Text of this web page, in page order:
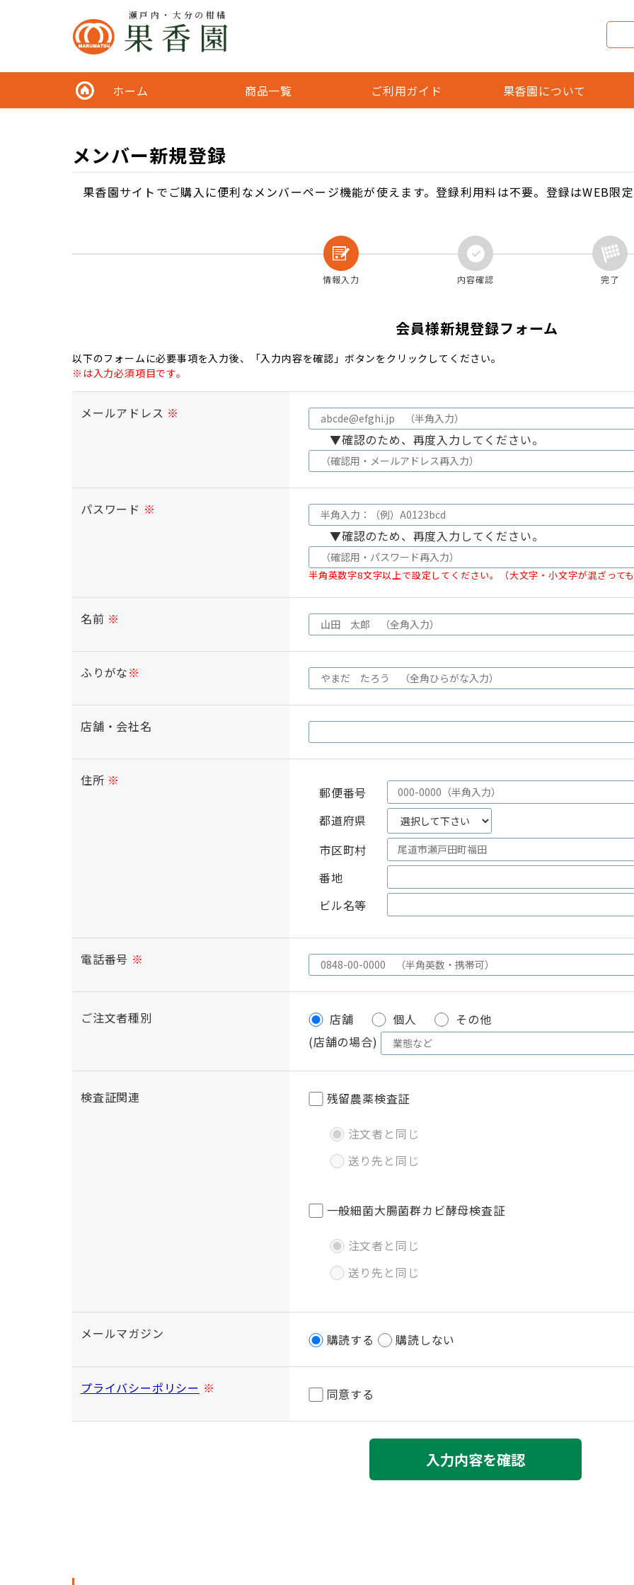
瀬戸内・大分の柑橘
ホーム 商品一覧 ご利用ガイド 果香園について
メンバー新規登録
果香園サイトでご購入に便利なメンバーページ機能が使えます。登録利用料は不要。登録はWEB限定
情報入力 内容確認 完了
会員様新規登録フォーム
以下のフォームに必要事項を入力後、「入力内容を確認」ボタンをクリックしてください。
※は入力必須項目です。
メールアドレス ※
▼確認のため、再度入力してください。
パスワード ※
▼確認のため、再度入力してください。
半角英数字8文字以上で設定してください。（大文字・小文字が混ざっても
名前 ※
ふりがな※
店舗・会社名
住所 ※
郵便番号
都道府県
市区町村
番地
ビル名等
電話番号 ※
ご注文者種別 店舗 個人
その他
(店舗の場合)
検査証関連 残留農薬検査証
注文者と同じ
送り先と同じ
一般細菌大腸菌群カビ酵母検査証
注文者と同じ
送り先と同じ
メールマガジン 購読する 購読しない
プライバシーポリシー ※ 同意する
入力内容を確認